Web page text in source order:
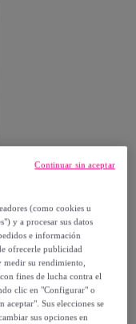
(como cookies u
y a procesar sus datos
e información
ofrecerle publicidad
su rendimiento,
fines de lucha contra el
clic en "Configurar" o
Sus elecciones se
sus opciones en
Continuar sin aceptar